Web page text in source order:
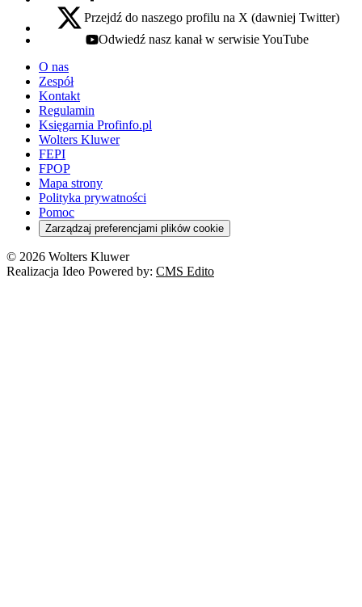
x - otwiera się w nowej karcie
Przejdź do naszego profilu na X (dawniej Twitter)
youtube - otwiera się w nowej karcie
Odwiedź nasz kanał w serwisie YouTube
O nas
Zespół
Kontakt
Regulamin
Księgarnia Profinfo.pl
Wolters Kluwer
FEPI
FPOP
Mapa strony
Polityka prywatności
Pomoc
Zarządzaj preferencjami plików cookie
© 2026 Wolters Kluwer
Realizacja Ideo Powered by: CMS Edito